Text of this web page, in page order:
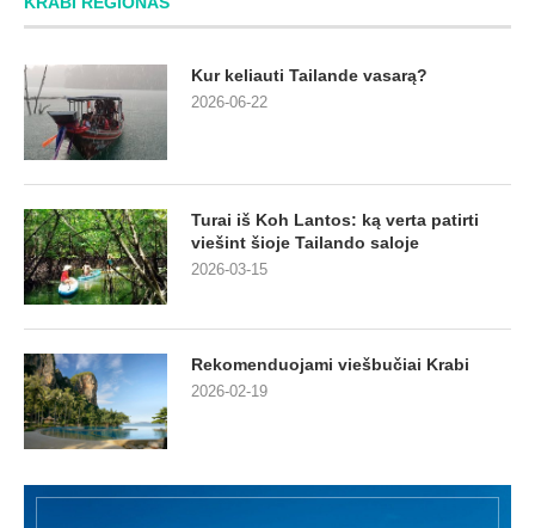
Kur keliauti Tailande vasarą?
2026-06-22
Turai iš Koh Lantos: ką verta patirti
viešint šioje Tailando saloje
2026-03-15
Rekomenduojami viešbučiai Krabi
2026-02-19